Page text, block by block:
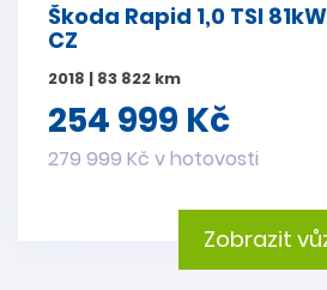
Škoda Rapid 1,0 TSI
CZ
2018 | 83 822 km
254 999 Kč
279 999 Kč v hotovosti
Zobrazit